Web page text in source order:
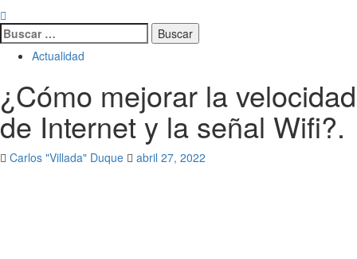
Buscar:
Actualidad
¿Cómo mejorar la velocidad
de Internet y la señal Wifi?.
Carlos "Villada" Duque abril 27, 2022